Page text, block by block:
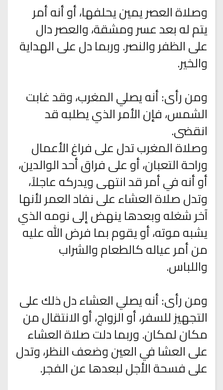
وصلاة العصر يمين يحلفها، أو أنه أمر
يتم له بعد عسر ومشقة، والعصر دال
على الظفر والنصر. وربما دل على الهداية
والخير.
ومن رأى: أنه يصلي المغرب، وقد غابت
الشمس، فإن الأمر الذي يطلبه قد
انقضى.
وصلاة المغرب تدل على فراغ الأعمال
وراحة التعبان، أو على فراق أحد الوالدين،
أو أنه في أمر قد انتهى ويدركه عاجلاً،
وتدل صلاة العشاء على نفاد العمر لأنها
آخر شغله وبعدها ينهض إلى نومه الذي
يشبه موته، أو يقوم بما فرض الله عليه
من أمر عياله كالطعام والشراب
واللباس.
ومن رأى: أنه يصلي العشاء دل ذلك على
التجهيز للسفر، أو الزواج، أو الانتقال من
مكان لمكان. وربما دلت صلاة العشاء
على العشا في العين وضعف النظر، وتدل
على فسحة الأجل لبعدها عن الفجر.